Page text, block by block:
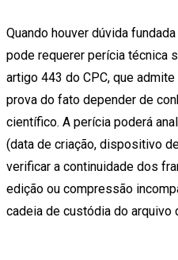
Quando houver dúvida
pode requerer perícia técnica
artigo 443 do CPC, que
prova do fato depender de
científico. A perícia poderá
(data de criação, dispositivo
verificar a continuidade dos
edição ou compressão
cadeia de custódia do arquivo